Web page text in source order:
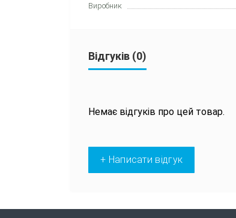
Виробник
Відгуків (0)
Немає відгуків про цей товар.
+ Написати відгук